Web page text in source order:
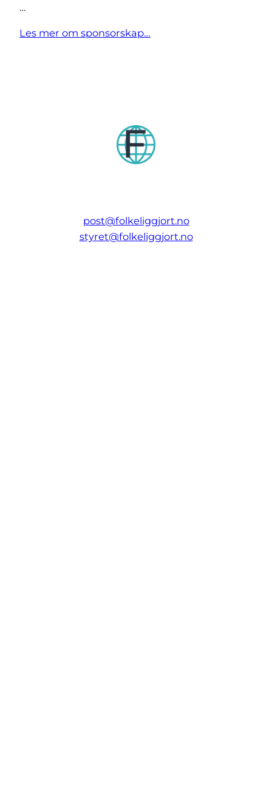
…
Les mer om sponsorskap…
post@folkeliggjort.no
styret@folkeliggjort.no